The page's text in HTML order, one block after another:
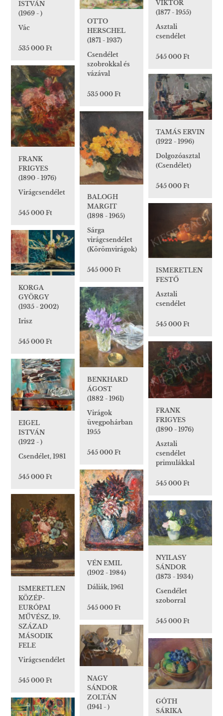
ISTVÁN
(1969 - )
Vác
535 000 Ft
OTTO
HERSCHEL
(1871 - 1937)
Csendélet
szobrokkal és
vázával
535 000 Ft
VIKTOR
(1877 - 1955)
Asztali
csendélet
545 000 Ft
FRANK
FRIGYES
(1890 - 1976)
Virágcsendélet
545 000 Ft
TAMÁS ERVIN
(1922 - 1996)
Dolgozóasztal
(Csendélet)
545 000 Ft
BALOGH
MARGIT
(1898 - 1965)
Sárga
virágcsendélet
(Körömvirágok)
545 000 Ft
ISMERETLEN
FESTŐ
Asztali
csendélet
545 000 Ft
KORGA
GYÖRGY
(1935 - 2002)
Irisz
545 000 Ft
BENKHARD
ÁGOST
(1882 - 1961)
Virágok
üvegpohárban
1955
545 000 Ft
FRANK
FRIGYES
(1890 - 1976)
Asztali
csendélet
primulákkal
545 000 Ft
EIGEL
ISTVÁN
(1922 - )
Csendélet, 1981
545 000 Ft
VÉN EMIL
(1902 - 1984)
Dáliák, 1961
545 000 Ft
ISMERETLEN
KÖZÉP-
EURÓPAI
MŰVÉSZ, 19.
SZÁZAD
MÁSODIK
FELE
Virágcsendélet
545 000 Ft
NYILASY
SÁNDOR
(1873 - 1934)
Csendélet
szoborral
545 000 Ft
NAGY
SÁNDOR
ZOLTÁN
(1941 - )
GÓTH
SÁRIKA